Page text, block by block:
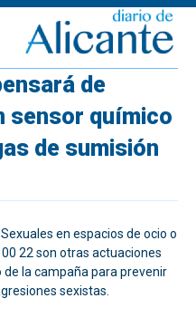
de
sensor químico
de sumisión
en espacios de ocio o
22 son otras actuaciones
la campaña para prevenir
sexistas.